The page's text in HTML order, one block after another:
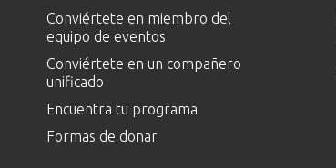
Conviértete en miembro del
equipo de eventos
Conviértete en un compañero
unificado
Encuentra tu programa
Formas de donar